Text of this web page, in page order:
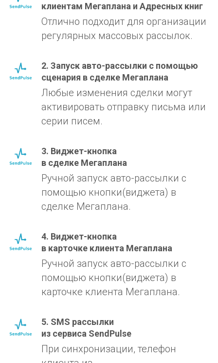
клиентам Мегаплана и Адресных книг
Отлично подходит для организации
регулярных массовых рассылок.
2. Запуск авто-рассылки с помощью
сценария в сделке Мегаплана
Любые изменения сделки могут
активировать отправку письма или
серии писем.
3. Виджет-кнопка
в сделке Мегаплана
Ручной запуск авто-рассылки с
помощью кнопки(виджета) в
сделке Мегаплана.
4. Виджет-кнопка
в карточке клиента Мегаплана
Ручной запуск авто-рассылки с
помощью кнопки(виджета) в
карточке клиента Мегаплана.
5. SMS рассылки
из сервиса SendPulse
При синхронизации, телефон